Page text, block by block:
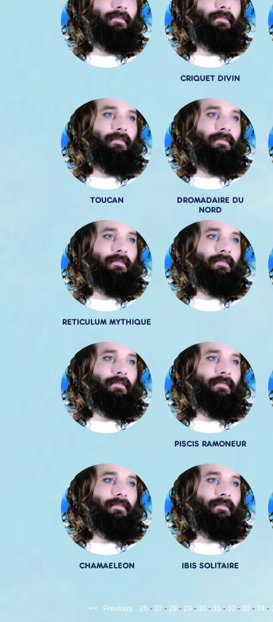
CRIQUET DIVIN
TOUCAN
DROMADAIRE DU
NORD
RETICULUM MYTHIQUE
PISCIS RAMONEUR
CHAMAELEON IBIS SOLITAIRE
<< Previous 26 - 27 - 28 - 29 - 30 - 31 - 32 - 33 - 34 -